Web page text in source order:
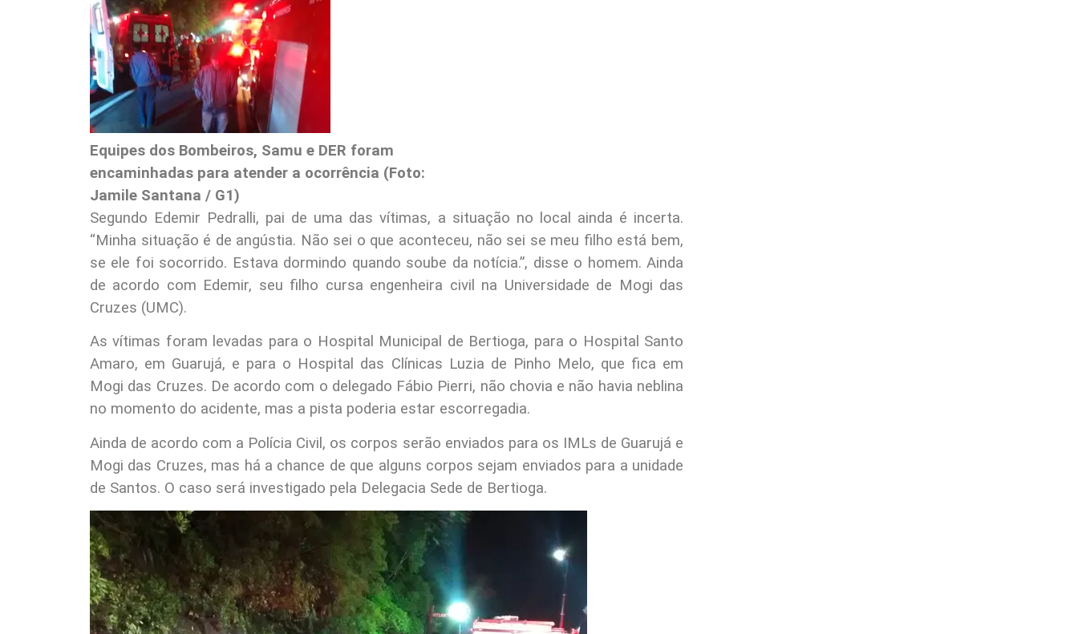
Equipes dos Bombeiros, Samu e DER foram
encaminhadas para atender a ocorrência (Foto:
Jamile Santana / G1)
Segundo Edemir Pedralli, pai de uma das vítimas, a situação no local ainda é incerta.
“Minha situação é de angústia. Não sei o que aconteceu, não sei se meu filho está bem,
se ele foi socorrido. Estava dormindo quando soube da notícia.”, disse o homem. Ainda
de acordo com Edemir, seu filho cursa engenheira civil na Universidade de Mogi das
Cruzes (UMC).
As vítimas foram levadas para o Hospital Municipal de Bertioga, para o Hospital Santo
Amaro, em Guarujá, e para o Hospital das Clínicas Luzia de Pinho Melo, que fica em
Mogi das Cruzes. De acordo com o delegado Fábio Pierri, não chovia e não havia neblina
no momento do acidente, mas a pista poderia estar escorregadia.
Ainda de acordo com a Polícia Civil, os corpos serão enviados para os IMLs de Guarujá e
Mogi das Cruzes, mas há a chance de que alguns corpos sejam enviados para a unidade
de Santos. O caso será investigado pela Delegacia Sede de Bertioga.